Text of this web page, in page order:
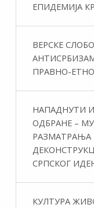
ЕПИДЕМИЈА
ВЕРСКЕ
ПРАВНО-
НАПАДНУТИ
ОДБРАНЕ –
РАЗМАТРАЊА
СРПСКОГ
КУЛТУРА